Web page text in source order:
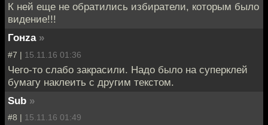
К ней еще не обратились избиратели, которым было
видение!!!
Гонzа »
#7 | 15.11.16 01:36
Чего-то слабо закрасили. Надо было на суперклей
бумагу наклеить с другим текстом.
Sub »
#8 | 15.11.16 01:49